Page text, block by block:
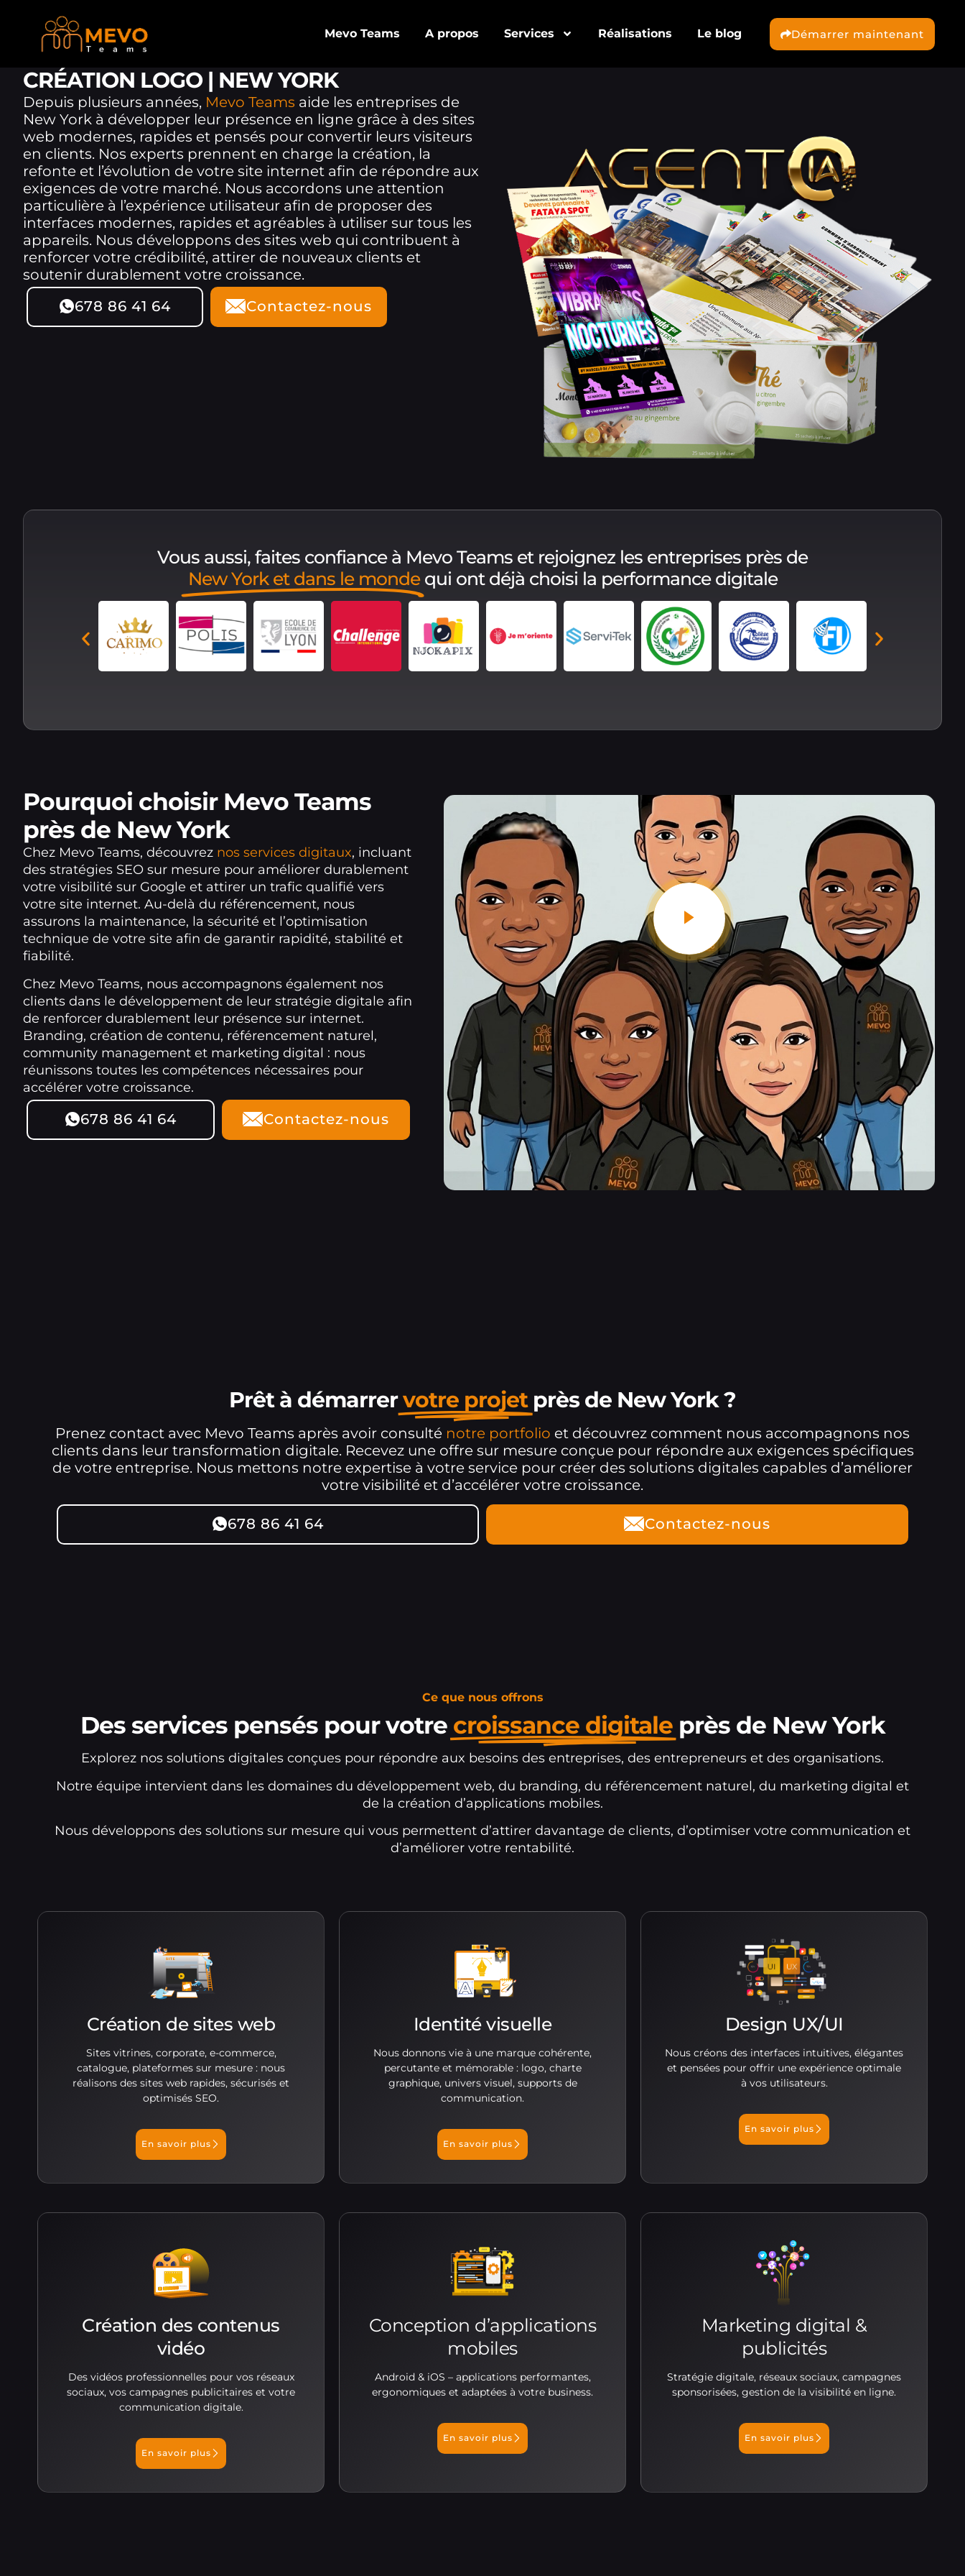
Mevo Teams A propos Services Réalisations Le blog Démarrer maintenant
CRÉATION LOGO | NEW YORK
Depuis plusieurs années, Mevo Teams aide les entreprises de
New York à développer leur présence en ligne grâce à des sites
web modernes, rapides et pensés pour convertir leurs visiteurs
en clients. Nos experts prennent en charge la création, la
refonte et l’évolution de votre site internet afin de répondre aux
exigences de votre marché. Nous accordons une attention
particulière à l’expérience utilisateur afin de proposer des
interfaces modernes, rapides et agréables à utiliser sur tous les
appareils. Nous développons des sites web qui contribuent à
renforcer votre crédibilité, attirer de nouveaux clients et
soutenir durablement votre croissance.
678 86 41 64
Contactez-nous
Vous aussi, faites confiance à Mevo Teams et rejoignez les entreprises près de
New York et dans le monde qui ont déjà choisi la performance digitale
Pourquoi choisir Mevo Teams
près de New York
Chez Mevo Teams, découvrez nos services digitaux, incluant
des stratégies SEO sur mesure pour améliorer durablement
votre visibilité sur Google et attirer un trafic qualifié vers
votre site internet. Au-delà du référencement, nous
assurons la maintenance, la sécurité et l’optimisation
technique de votre site afin de garantir rapidité, stabilité et
fiabilité.
Chez Mevo Teams, nous accompagnons également nos
clients dans le développement de leur stratégie digitale afin
de renforcer durablement leur présence sur internet.
Branding, création de contenu, référencement naturel,
community management et marketing digital : nous
réunissons toutes les compétences nécessaires pour
accélérer votre croissance.
678 86 41 64 Contactez-nous
Prêt à démarrervotre projet près de New York ?
Prenez contact avec Mevo Teams après avoir consulté notre portfolio et découvrez comment nous accompagnons nos
clients dans leur transformation digitale. Recevez une offre sur mesure conçue pour répondre aux exigences spécifiques
de votre entreprise. Nous mettons notre expertise à votre service pour créer des solutions digitales capables d’améliorer
votre visibilité et d’accélérer votre croissance.
678 86 41 64 Contactez-nous
Ce que nous offrons
Des services pensés pour votre croissance digitale près de New York
Explorez nos solutions digitales conçues pour répondre aux besoins des entreprises, des entrepreneurs et des organisations.
Notre équipe intervient dans les domaines du développement web, du branding, du référencement naturel, du marketing digital et
de la création d’applications mobiles.
Nous développons des solutions sur mesure qui vous permettent d’attirer davantage de clients, d’optimiser votre communication et
d’améliorer votre rentabilité.
Création de sites web
Sites vitrines, corporate, e-commerce,
catalogue, plateformes sur mesure : nous
réalisons des sites web rapides, sécurisés et
optimisés SEO.
En savoir plus
Identité visuelle
Nous donnons vie à une marque cohérente,
percutante et mémorable : logo, charte
graphique, univers visuel, supports de
communication.
En savoir plus
Design UX/UI
Nous créons des interfaces intuitives, élégantes
et pensées pour offrir une expérience optimale
à vos utilisateurs.
En savoir plus
Création des contenus
vidéo
Des vidéos professionnelles pour vos réseaux
sociaux, vos campagnes publicitaires et votre
communication digitale.
En savoir plus
Conception d’applications
mobiles
Android & iOS – applications performantes,
ergonomiques et adaptées à votre business.
En savoir plus
Marketing digital &
publicités
Stratégie digitale, réseaux sociaux, campagnes
sponsorisées, gestion de la visibilité en ligne.
En savoir plus